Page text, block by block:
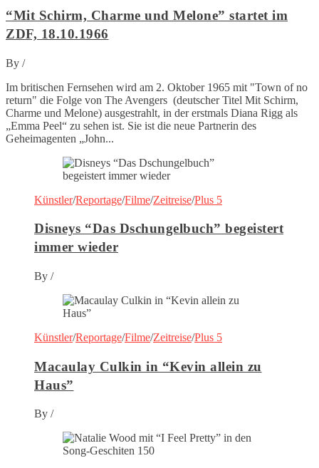
“Mit Schirm, Charme und Melone” startet im
ZDF, 18.10.1966
By /
Im britischen Fernsehen wird am 2. Oktober 1965 mit "Town of no
return" die Folge von The Avengers (deutscher Titel Mit Schirm,
Charme und Melone) ausgestrahlt, in der erstmals Diana Rigg als
„Emma Peel“ zu sehen ist. Sie ist die neue Partnerin des
Geheimagenten „John...
Künstler/Reportage/Filme/Zeitreise/Plus 5
Disneys “Das Dschungelbuch” begeistert
immer wieder
By /
Künstler/Reportage/Filme/Zeitreise/Plus 5
Macaulay Culkin in “Kevin allein zu
Haus”
By /